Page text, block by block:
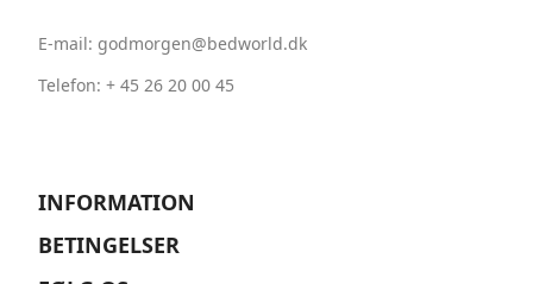
E-mail: godmorgen@bedworld.dk
Telefon: + 45 26 20 00 45
INFORMATION
BETINGELSER